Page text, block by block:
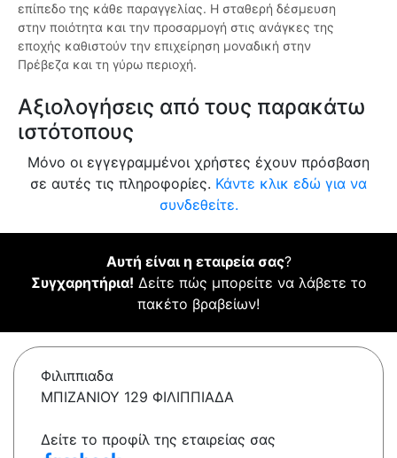
επίπεδο της κάθε παραγγελίας. Η σταθερή δέσμευση
στην ποιότητα και την προσαρμογή στις ανάγκες της
εποχής καθιστούν την επιχείρηση μοναδική στην
Πρέβεζα και τη γύρω περιοχή.
Αξιολογήσεις από τους παρακάτω
ιστότοπους
Μόνο οι εγγεγραμμένοι χρήστες έχουν πρόσβαση
σε αυτές τις πληροφορίες. Κάντε κλικ εδώ για να
συνδεθείτε.
Αυτή είναι η εταιρεία σας?
Συγχαρητήρια! Δείτε πώς μπορείτε να λάβετε το
πακέτο βραβείων!
Φιλιππιαδα
ΜΠΙΖΑΝΙΟΥ 129 ΦΙΛΙΠΠΙΑΔΑ
Δείτε το προφίλ της εταιρείας σας